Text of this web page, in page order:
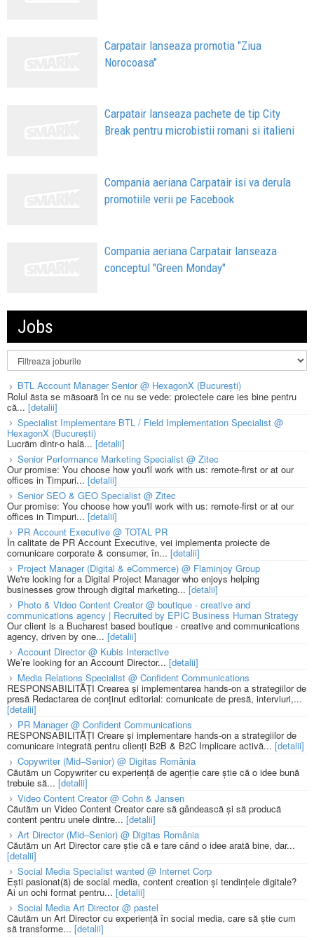
Carpatair lanseaza promotia "Ziua
Norocoasa"
Carpatair lanseaza pachete de tip City
Break pentru microbistii romani si italieni
Compania aeriana Carpatair isi va derula
promotiile verii pe Facebook
Compania aeriana Carpatair lanseaza
conceptul "Green Monday"
Jobs
BTL Account Manager Senior @ HexagonX (București)
Rolul ăsta se măsoară în ce nu se vede: proiectele care ies bine pentru
că... [detalii]
Specialist Implementare BTL / Field Implementation Specialist @
HexagonX (București)
Lucrăm dintr-o hală...[detalii]
Senior Performance Marketing Specialist @ Zitec
Our promise: You choose how you'll work with us: remote-first or at our
offices in Timpuri... [detalii]
Senior SEO & GEO Specialist @ Zitec
Our promise: You choose how you'll work with us: remote-first or at our
offices in Timpuri... [detalii]
PR Account Executive @ TOTAL PR
În calitate de PR Account Executive, vei implementa proiecte de
comunicare corporate & consumer, în... [detalii]
Project Manager (Digital & eCommerce) @ Flaminjoy Group
We're looking for a Digital Project Manager who enjoys helping
businesses grow through digital marketing... [detalii]
Photo & Video Content Creator @ boutique - creative and
communications agency | Recruited by EPIC Business Human Strategy
Our client is a Bucharest based boutique - creative and communications
agency, driven by one... [detalii]
Account Director @ Kubis Interactive
We’re looking for an Account Director... [detalii]
Media Relations Specialist @ Confident Communications
RESPONSABILITĂȚI Crearea și implementarea hands-on a strategiilor de
presă Redactarea de conținut editorial: comunicate de presă, interviuri,...
[detalii]
PR Manager @ Confident Communications
RESPONSABILITĂȚI Creare și implementare hands-on a strategiilor de
comunicare integrată pentru clienți B2B & B2C Implicare activă... [detalii]
Copywriter (Mid–Senior) @ Digitas România
Căutăm un Copywriter cu experiență de agenție care știe că o idee bună
trebuie să... [detalii]
Video Content Creator @ Cohn & Jansen
Căutăm un Video Content Creator care să gândească și să producă
content pentru unele dintre... [detalii]
Art Director (Mid–Senior) @ Digitas România
Căutăm un Art Director care știe că e tare când o idee arată bine, dar...
[detalii]
Social Media Specialist wanted @ Internet Corp
Ești pasionat(ă) de social media, content creation și tendințele digitale?
Ai un ochi format pentru... [detalii]
Social Media Art Director @ pastel
Căutăm un Art Director cu experiență în social media, care să știe cum
să transforme... [detalii]